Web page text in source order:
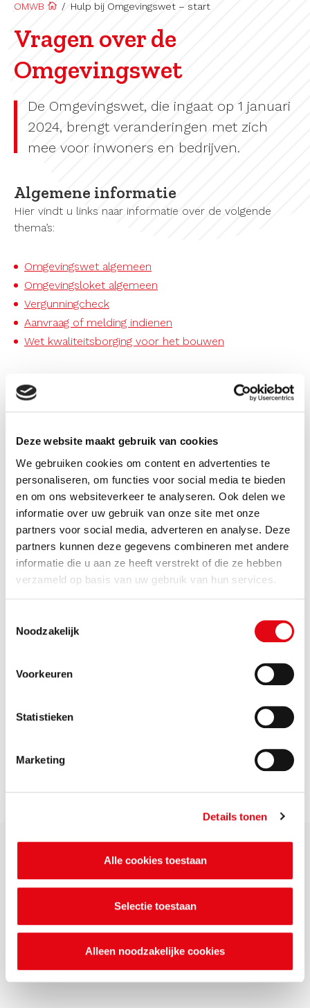
Deze website maakt gebruik van cookies
We gebruiken cookies om content en advertenties te
personaliseren, om functies voor social media te bieden
en om ons websiteverkeer te analyseren. Ook delen we
informatie over uw gebruik van onze site met onze
partners voor social media, adverteren en analyse. Deze
partners kunnen deze gegevens combineren met andere
informatie die u aan ze heeft verstrekt of die ze hebben
verzameld op basis van uw gebruik van hun services.
Noodzakelijk
Voorkeuren
Statistieken
Marketing
Details tonen
Alle cookies toestaan
Selectie toestaan
Alleen noodzakelijke cookies
OMWB / Hulp bij Omgevingswet – start
Vragen over de
Omgevingswet
De Omgevingswet, die ingaat op 1 januari
2024, brengt veranderingen met zich
mee voor inwoners en bedrijven.
Algemene informatie
Hier vindt u links naar informatie over de volgende
thema’s:
Omgevingswet algemeen
Omgevingsloket algemeen
Vergunningcheck
Aanvraag of melding indienen
Wet kwaliteitsborging voor het bouwen
Welke informatie zoekt u?
Voor gemeenten
Voor bedrijven
Zichtbaar samen werken
aan een schone, veilige
en duurzame leefomgeving